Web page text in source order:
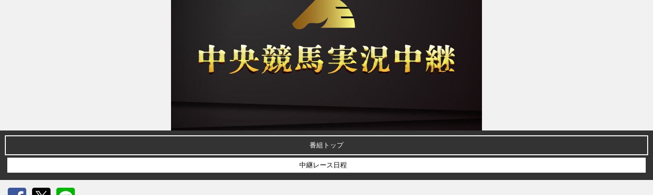
番組トップ
中継レース日程